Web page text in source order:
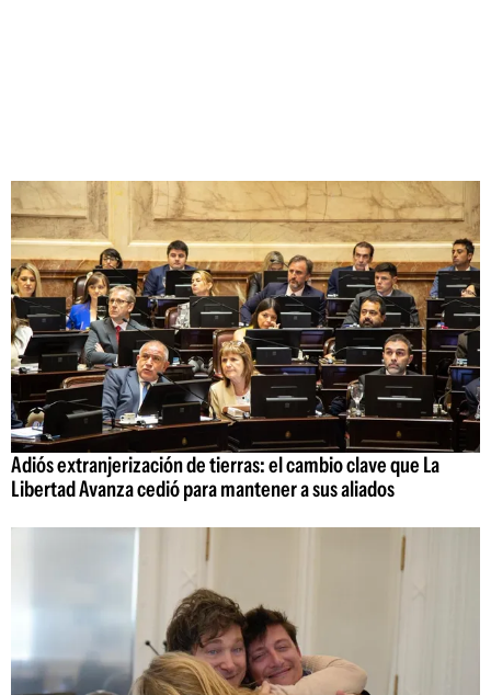
Adiós extranjerización de tierras: el cambio clave que La
Libertad Avanza cedió para mantener a sus aliados